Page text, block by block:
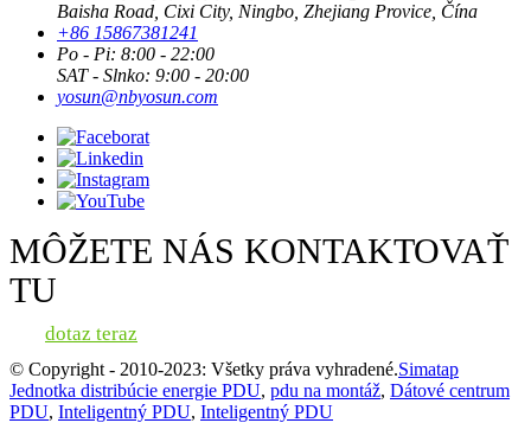
Baisha Road, Cixi City, Ningbo, Zhejiang Provice, Čína
+86 15867381241
Po - Pi: 8:00 - 22:00
SAT - Slnko: 9:00 - 20:00
yosun@nbyosun.com
MÔŽETE NÁS KONTAKTOVAŤ
TU
dotaz teraz
© Copyright - 2010-2023: Všetky práva vyhradené.Simatap
Jednotka distribúcie energie PDU, pdu na montáž, Dátové centrum
PDU, Inteligentný PDU, Inteligentný PDU